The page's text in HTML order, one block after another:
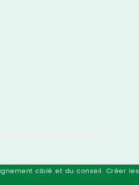
ciblé et du conseil. Créer les